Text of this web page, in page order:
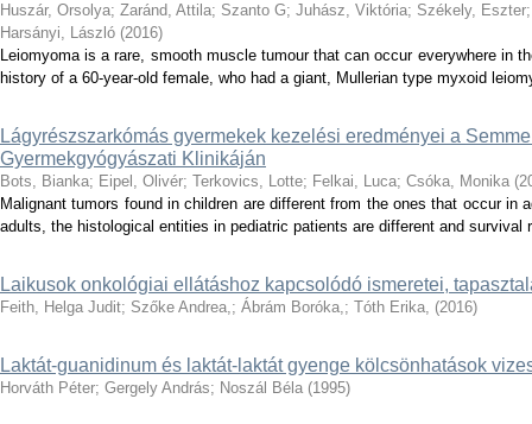
Huszár, Orsolya; Zaránd, Attila; Szanto G; Juhász, Viktória; Székely, Eszter
Harsányi, László (2016)
Leiomyoma is a rare, smooth muscle tumour that can occur everywhere in
history of a 60-year-old female, who had a giant, Mullerian type myxoid
Lágyrészszarkómás gyermekek kezelési eredményei a
Gyermekgyógyászati Klinikáján
Bots, Bianka; Eipel, Olivér; Terkovics, Lotte; Felkai, Luca; Csóka, Monika (
Malignant tumors found in children are different from the ones that occur in
adults, the histological entities in pediatric patients are different and survival
Laikusok onkológiai ellátáshoz kapcsolódó ismeretei,
Feith, Helga Judit; Szőke Andrea,; Ábrám Boróka,; Tóth Erika, (2016)
Laktát-guanidinum és laktát-laktát gyenge kölcsönhatások
Horváth Péter; Gergely András; Noszál Béla (1995)